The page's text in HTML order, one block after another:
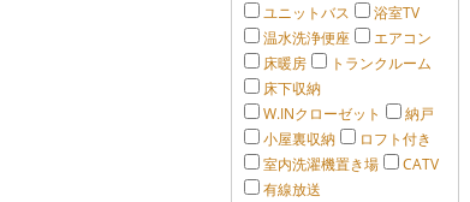
ユニットバス
浴室TV
温水洗浄便座
エアコン
床暖房
トランクルーム
床下収納
W.INクローゼット
納戸
小屋裏収納
ロフト付き
室内洗濯機置き場
CATV
有線放送